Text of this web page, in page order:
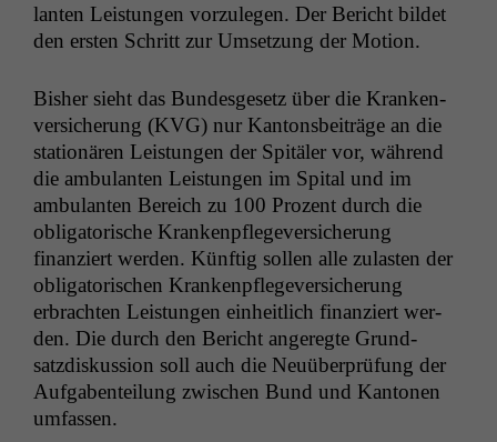
lanten Leis­tun­gen vorzule­gen. Der Bericht bildet
den ersten Schritt zur Umset­zung der Motion.
Bish­er sieht das Bun­des­ge­setz über die Kranken­
ver­sicherung (KVG) nur Kan­tons­beiträge an die
sta­tionären Leis­tun­gen der Spitäler vor, während
die ambu­lanten Leis­tun­gen im Spi­tal und im
ambu­lanten Bere­ich zu 100 Prozent durch die
oblig­a­torische Krankenpflegev­er­sicherung
finanziert wer­den. Kün­ftig sollen alle zulas­ten der
oblig­a­torischen Krankenpflegev­er­sicherung
erbracht­en Leis­tun­gen ein­heitlich finanziert wer­
den. Die durch den Bericht angeregte Grund­
satzdiskus­sion soll auch die Neuüber­prü­fung der
Auf­gaben­teilung zwis­chen Bund und Kan­to­nen
umfassen.